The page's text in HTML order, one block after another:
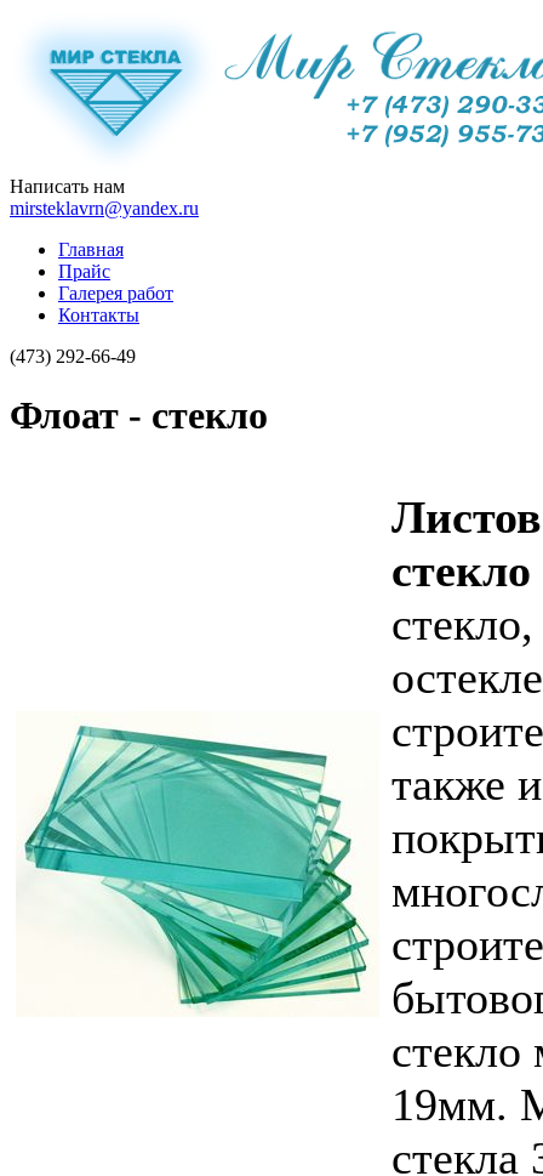
Написать нам
mirsteklavrn@yandex.ru
Главная
Прайс
Галерея работ
Контакты
(473) 292-66-49
Флоат - стекло
Листо
стекло
также
19мм.